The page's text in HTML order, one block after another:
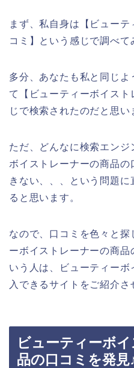
まず、私自身は【ビュー
コミ】という感じで調べて
多分、あなたも私と同じよ
て【ビューティーボイス
じで検索されたのだと思い
ただ、どんなに検索エン
ボイストレーナーの商品
きない、、、という問題
ると思います。
なので、口コミを色々と探
ーボイストレーナーの商品
いう人は、ビューティー
入できるサイトをご紹介
ビューティーボ
品の口コミを発見